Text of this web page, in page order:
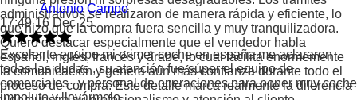
administrativos se realizaron de manera rápida y eficiente, lo
que hizo que la compra fuera sencilla y muy tranquilizadora.
Quiero destacar especialmente que el vendedor habla
español, inglés, francés y árabe, lo cual facilita enormemente
la comunicación y genera aún más confianza durante todo el
proceso de compra. Este detalle marca realmente la diferencia
Antonio Campo
17:49 16 Dec 25
Excelente equipo mi primer coche en españa me aclararon
todas las dudas , su atención fue súper el equipo de
comerciales , y personal de operaciones para poner muy coche